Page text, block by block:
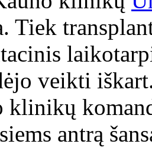
Tiek
veikti
klinikų
antrą